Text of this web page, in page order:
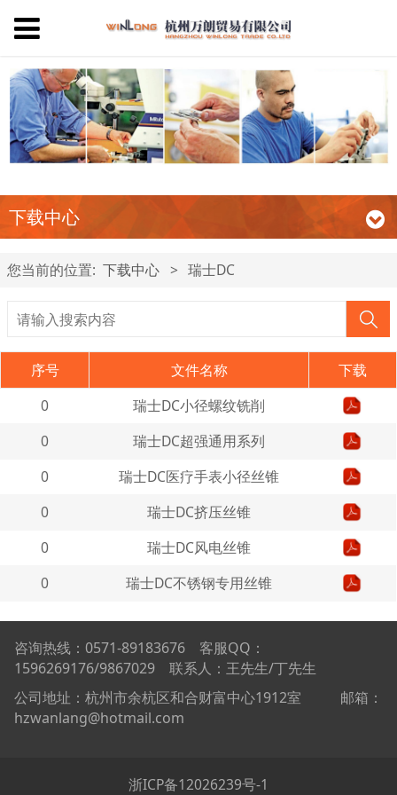
下载中心
您当前的位置: 下载中心 > 瑞士DC
序号 文件名称 下载
0
瑞士DC小径螺纹铣削
0
瑞士DC超强通用系列
0
瑞士DC医疗手表小径丝锥
0
瑞士DC挤压丝锥
0
瑞士DC风电丝锥
0
瑞士DC不锈钢专用丝锥
咨询热线：0571-89183676 客服QQ：
1596269176/9867029 联系人：王先生/丁先生
公司地址：杭州市余杭区和合财富中心1912室 邮箱：
hzwanlang@hotmail.com
浙ICP备12026239号-1